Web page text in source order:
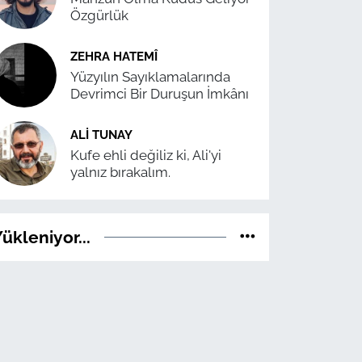
Özgürlük
ZEHRA HATEMÎ
Yüzyılın Sayıklamalarında
Devrimci Bir Duruşun İmkânı
ALI TUNAY
Kufe ehli değiliz ki, Ali'yi
yalnız bırakalım.